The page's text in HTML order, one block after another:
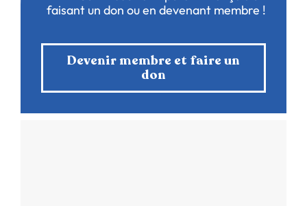
faisant un don ou en devenant membre !
Devenir membre et faire un
don